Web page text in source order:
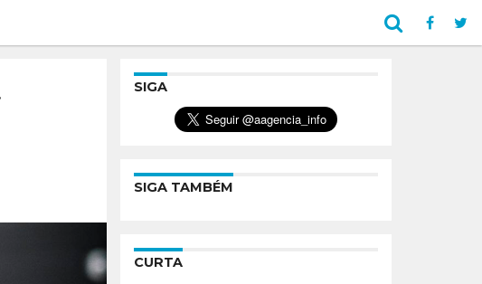
SIGA
SIGA TAMBÉM
CURTA